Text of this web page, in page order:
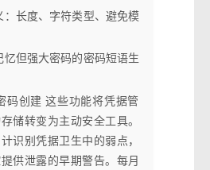
：长度、字符类型、避免模
忆但强大密码的密码短语生
码创建 这些功能将凭据管
储转变为主动安全工具。
识别凭据卫生中的弱点，
供泄露的早期警告。每月